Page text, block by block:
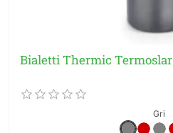
Bialetti Thermic Termoslar
Gri